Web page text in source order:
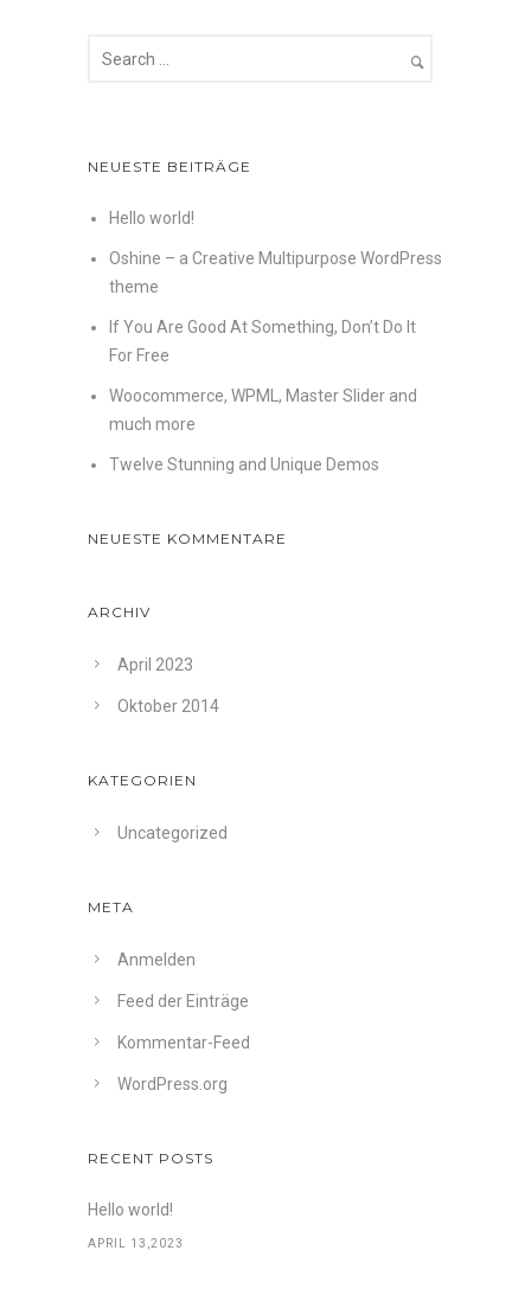
NEUESTE BEITRÄGE
Hello world!
Oshine – a Creative Multipurpose WordPress
theme
If You Are Good At Something, Don’t Do It
For Free
Woocommerce, WPML, Master Slider and
much more
Twelve Stunning and Unique Demos
NEUESTE KOMMENTARE
ARCHIV
April 2023
Oktober 2014
KATEGORIEN
Uncategorized
META
Anmelden
Feed der Einträge
Kommentar-Feed
WordPress.org
RECENT POSTS
Hello world!
APRIL 13,2023